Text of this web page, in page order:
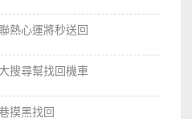
熱心運將秒送回
搜尋幫找回機車
摸黑找回